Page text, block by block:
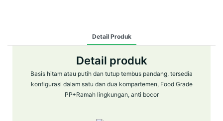
Detail Produk
Detail produk
Basis hitam atau putih dan tutup tembus pandang, tersedia
konfigurasi dalam satu dan dua kompartemen, Food Grade
PP+Ramah lingkungan, anti bocor